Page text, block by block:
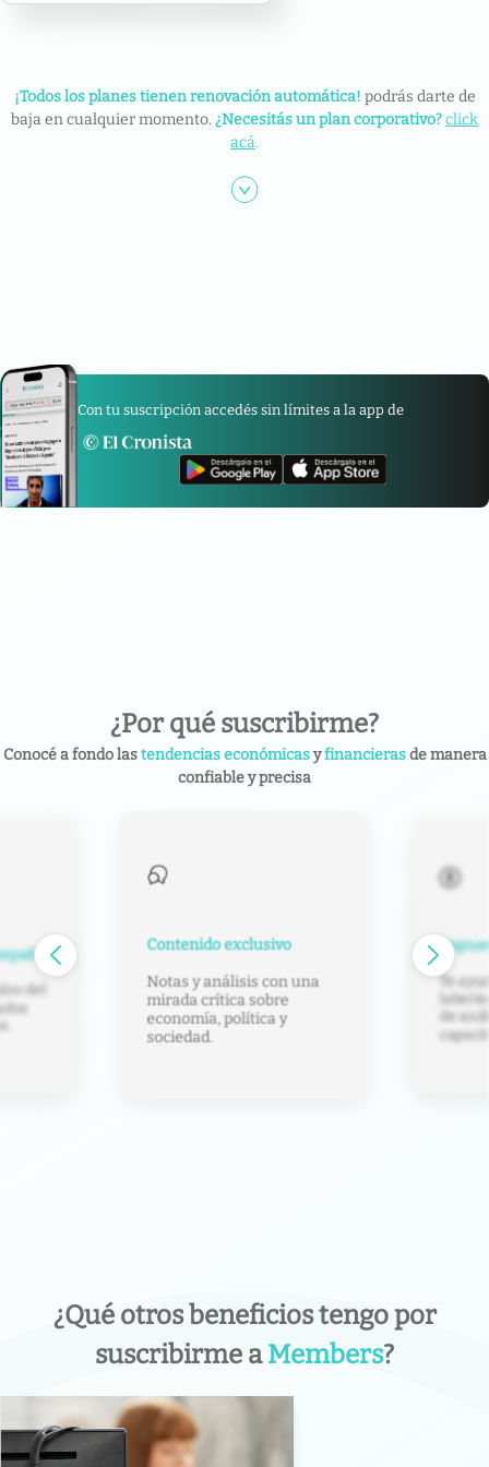
¡Todos los planes tienen renovación automática! podrás darte de
baja en cualquier momento. ¿Necesitás un plan corporativo?click
acá.
Con tu suscripción accedés sin límites a la app de
¿Por qué suscribirme?
Conocé a fondo lastendencias económicasyfinancierasde manera
confiable y precisa
del
Contenido exclusivo
Notas y análisis con una
mirada crítica sobre
economía, política y
sociedad.
Te
de
¿Qué otros beneficios tengo por
suscribirme aMembers?